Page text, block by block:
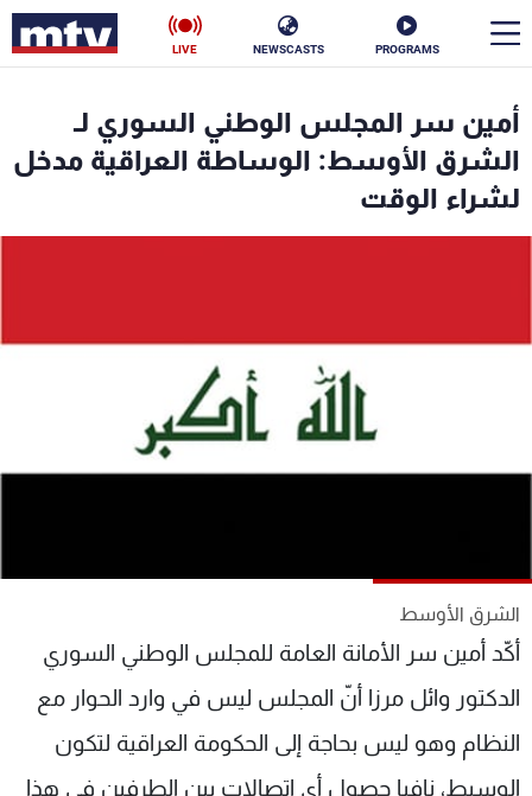
PROGRAMS
NEWSCASTS
LIVE
أمين سر المجلس الوطني السوري لـ
الشرق الأوسط: الوساطة العراقية مدخل
لشراء الوقت
الشرق الأوسط
أكّد أمين سر الأمانة العامة للمجلس الوطني السوري
الدكتور وائل مرزا أنّ المجلس ليس في وارد الحوار مع
النظام وهو ليس بحاجة إلى الحكومة العراقية لتكون
الوسيط، نافيا حصول أي اتصالات بين الطرفين في هذا
en
الأخبار
سياسة
الترددات
عن MTV
الإنـتـاج
لاعلاناتكم
وظائف
تواصل معنا
شروط الإسـتخدام
سياسة الخصوصية